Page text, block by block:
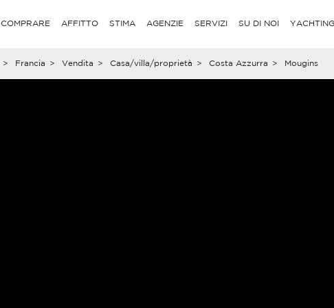
COMPRARE AFFITTO STIMA AGENZIE SERVIZI SU DI NOI
> Francia > Vendita > Casa/villa/proprietà > Costa Azzurra > Mougins